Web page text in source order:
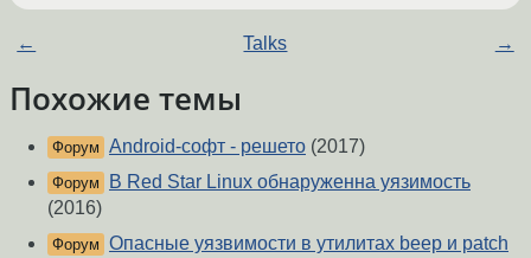
← Talks →
Похожие темы
Форум Android-софт - решето (2017)
Форум
В Red Star Linux обнаруженна уязимость
(2016)
Форум Опасные уязвимости в утилитах beep и patch